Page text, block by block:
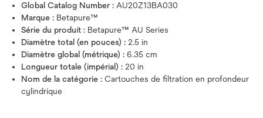
Global Catalog Number : AU20Z13BA030
Marque : Betapure™
Série du produit : Betapure™ AU Series
Diamètre total (en pouces) : 2.5 in
Diamètre global (métrique) : 6.35 cm
Longueur totale (impérial) : 20 in
Nom de la catégorie : Cartouches de filtration en profondeur
cylindrique